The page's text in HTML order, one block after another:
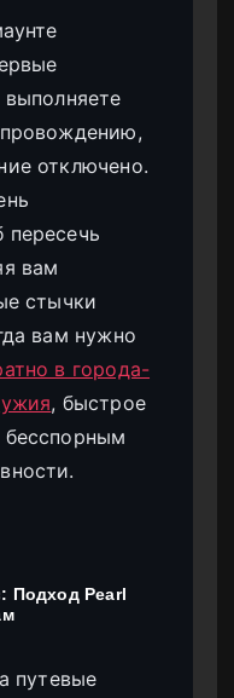
отключено.
вам
стычки
вам нужно
в города-
, быстрое
бесспорным
Подход Pearl
путевые